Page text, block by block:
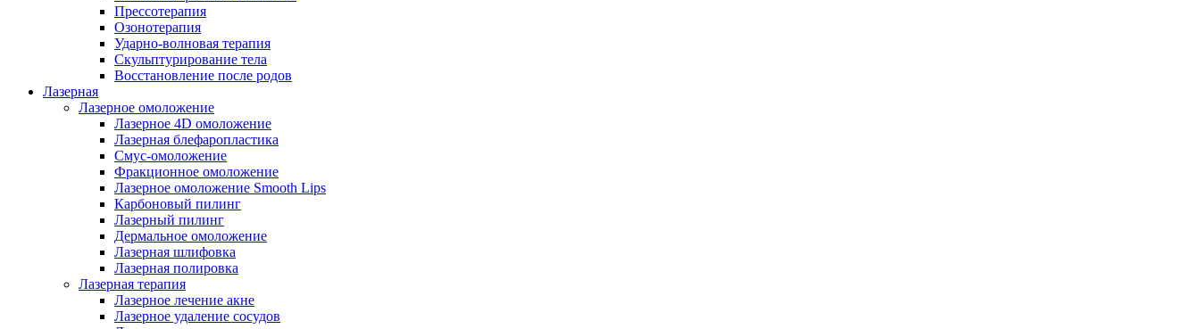
Прессотерапия
Озонотерапия
Ударно-волновая терапия
Скульптурирование тела
Восстановление после родов
Лазерная
Лазерное омоложение
Лазерное 4D омоложение
Лазерная блефаропластика
Смус-омоложение
Фракционное омоложение
Лазерное омоложение Smooth Lips
Карбоновый пилинг
Лазерный пилинг
Дермальное омоложение
Лазерная шлифовка
Лазерная полировка
Лазерная терапия
Лазерное лечение акне
Лазерное удаление сосудов